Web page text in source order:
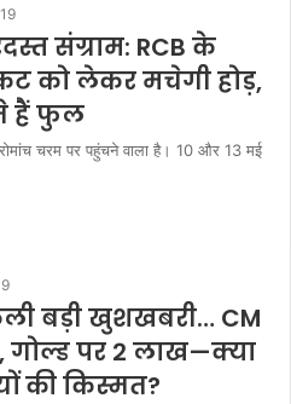
19
संग्राम: RCB के
को लेकर मचेगी होड़,
हैं फुल
चरम पर पहुंचने वाला है। 10 और 13 मई
9
बड़ी खुशखबरी… CM
गोल्ड पर 2 लाख—क्या
की किस्मत?